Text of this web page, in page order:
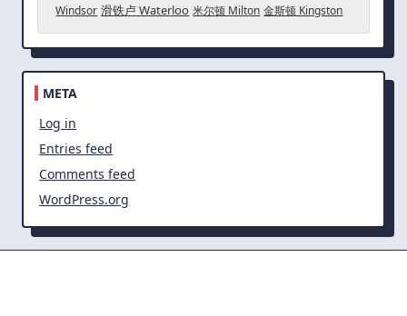
Windsor 滑铁卢 Waterloo 米尔顿 Milton 金斯顿 Kingston
META
Log in
Entries feed
Comments feed
WordPress.org